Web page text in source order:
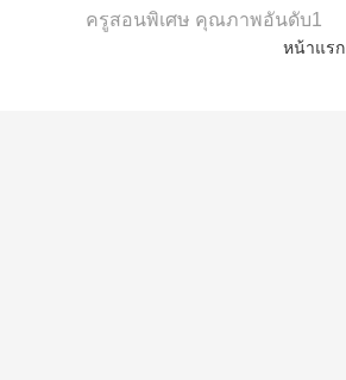
ครูสอนพิเศษ คุณภาพอันดับ1
หน้าแรก